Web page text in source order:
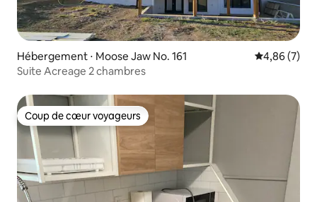
Hébergement ⋅ Moose Jaw No. 161 Évaluation
4,86 (7)
Suite Acreage 2 chambres
Coup de cœur voyageurs
Coup de cœur voyageurs